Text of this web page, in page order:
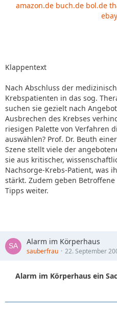
amazon.de buch.de bol.de
Klappentext
Nach Abschluss der
Krebspatienten in das sog.
suchen sie gezielt nach
Ausbrechen des Krebses
riesigen Palette von Verfahren
auswählen? Prof. Dr. Beuth
Szene stellt viele der
sie aus kritischer,
Nachsorge-Krebs-Patient, was
stärkt. Zudem geben
Tipps weiter.
Alarm im Körperhaus
sauberfrau 22. September
Alarm im Körperhaus ein